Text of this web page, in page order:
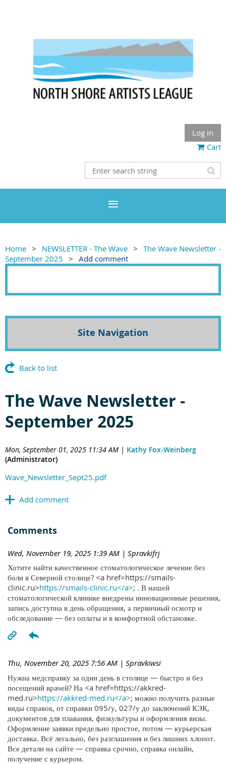
Log in
Cart
Home NEWSLETTER - The Wave
The Wave Newsletter -
September 2025
Add comment
Site Navigation
Back to list
The Wave Newsletter -
September 2025
Mon, September 01, 2025 11:34 AM | Kathy Fox-Weinberg
(Administrator)
Wave_Newsletter_Sept25.pdf
Comments
Wed, November 19, 2025 1:39 AM | Spravkifrj
Хотите найти качественное стоматологическое лечение без
боли в Северной столице? <a href=https://smails-
clinic.ru>https://smails-clinic.ru</a>; . В нашей
стоматологической клинике внедрены инновационные решения,
запись доступна в день обращения, а первичный осмотр и
обследование — без оплаты и в комфортной обстановке.
Thu, November 20, 2025 7:56 AM | Spravkiwsi
Нужна медсправку за один день в столице — быстро и без
посещений врачей? На <a href=https://akkred-
med.ru>https://akkred-med.ru</a>; можно получить разные
виды справок, от справки 095/у, 027/у до заключений КЭК,
документов для плавания, физкультуры и оформления визы.
Оформление заявки предельно простое, потом — курьерская
доставка. Всё легально, без разглашения и без лишних хлопот.
Все детали на сайте — справка срочно, справка онлайн,
получение с курьером.